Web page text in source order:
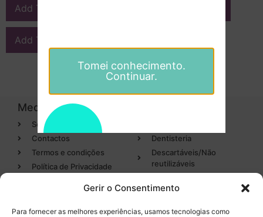
Gerir o Consentimento
Para fornecer as melhores experiências, usamos tecnologias como
Add To Compare
Add To Wishlist
Medicamark
Sobre
Contactos
Termos e condições
Política de Privacidade
Dentisteria
Descartáveis/Não
reutilizáveis
Desinfectantes
Tomei conhecimento.
Continuar.